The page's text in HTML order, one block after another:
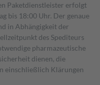
Paketdienstleister erfolgt
bis 18:00 Uhr. Der genaue
in Abhängigkeit der
des Spediteurs
pharmazeutische
dienen, die
einschließlich Klärungen